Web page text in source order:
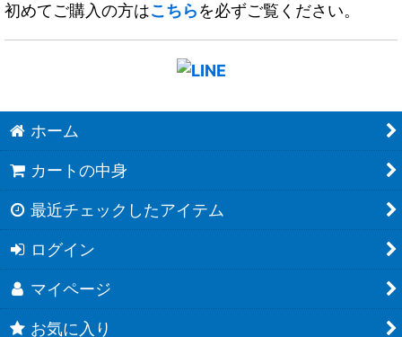
初めてご購入の方はこちらを必ずご覧ください。
ホーム
カートの中身
最近チェックしたアイテム
ログイン
マイページ
お気に入り